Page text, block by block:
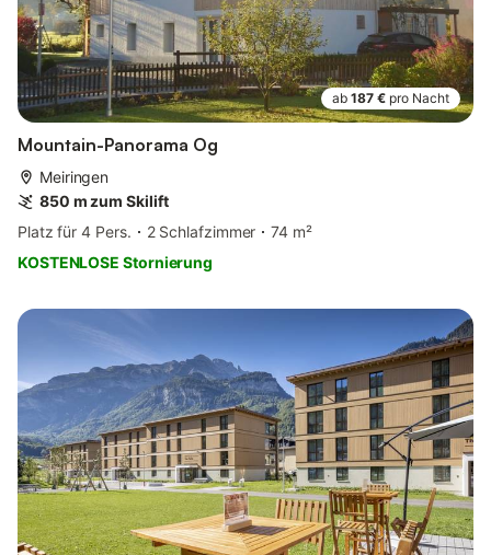
ab 187 € pro Nacht
Mountain-Panorama Og
Meiringen
850 m zum Skilift
Platz für 4 Pers.
2 Schlafzimmer
74 m²
KOSTENLOSE Stornierung